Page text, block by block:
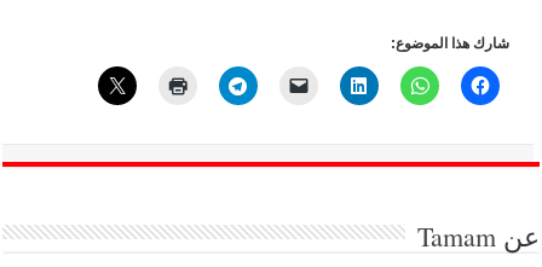
شارك هذا الموضوع:
عنTamam